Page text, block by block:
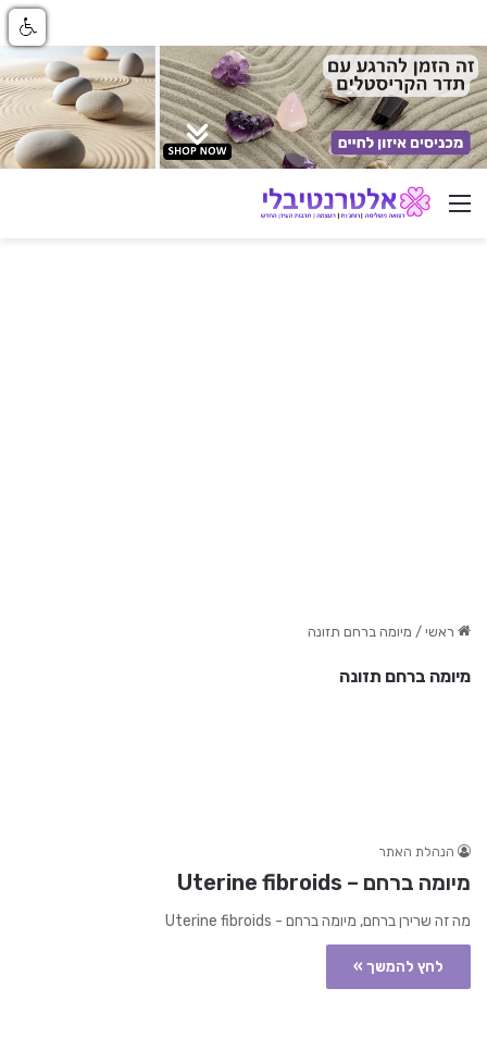
ניווט באתר
ראשי / מיומה ברחם תזונה
מיומה ברחם תזונה
הנהלת האתר
מיומה ברחם – Uterine fibroids
מה זה שרירן ברחם, מיומה ברחם - Uterine fibroids
לחץ להמשך »